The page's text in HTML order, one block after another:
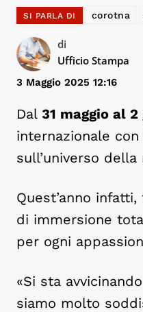
SI PARLA DI corotna
di
Ufficio Stampa
3 Maggio 2025 12:16
Dal 31 maggio al 2
internazionale
sull’universo
Quest’anno
di immersione
per ogni
«Si sta
siamo molto